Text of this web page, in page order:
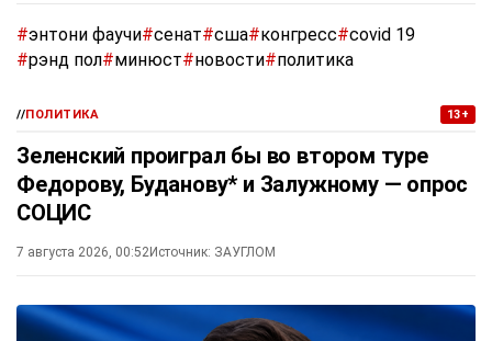
#энтони фаучи#сенат#сша#конгресс#covid 19
#рэнд пол#минюст#новости#политика
//ПОЛИТИКА 13+
Зеленский проиграл бы во втором туре
Федорову, Буданову* и Залужному — опрос
СОЦИС
7 августа 2026, 00:52Источник: ЗАУГЛОМ